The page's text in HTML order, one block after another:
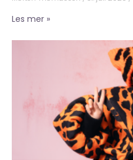
Les mer »